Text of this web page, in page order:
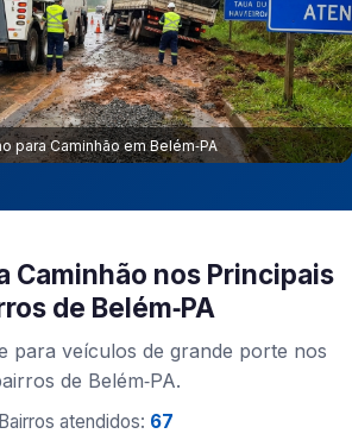
para Caminhão em Belém‑PA
Caminhão nos Principais
de Belém‑PA
para veículos de grande porte nos
de Belém‑PA.
Bairros atendidos: 67